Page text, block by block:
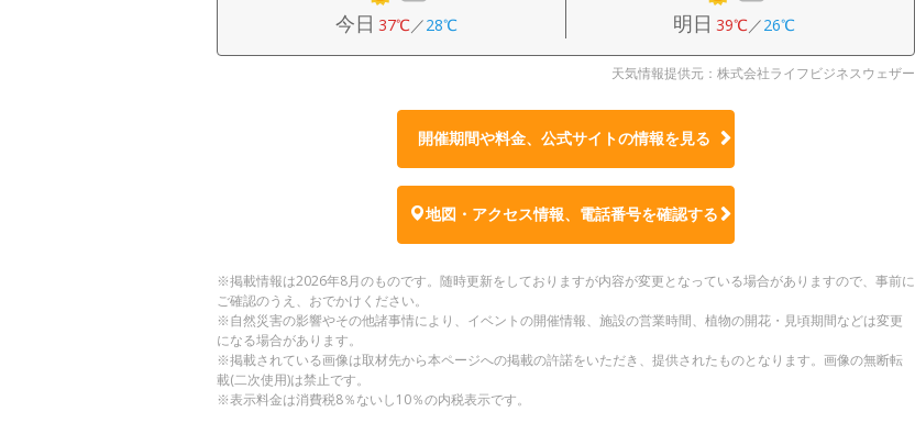
今日 37℃／28℃ 明日 39℃／26℃
天気情報提供元：株式会社ライフビジネスウェザー
開催期間や料金、公式サイトの情報を見る
地図・アクセス情報、電話番号を確認する
※掲載情報は2026年8月のものです。随時更新をしておりますが内容が変更となっている場合がありますので、事前に
ご確認のうえ、おでかけください。
※自然災害の影響やその他諸事情により、イベントの開催情報、施設の営業時間、植物の開花・見頃期間などは変更
になる場合があります。
※掲載されている画像は取材先から本ページへの掲載の許諾をいただき、提供されたものとなります。画像の無断転
載(二次使用)は禁止です。
※表示料金は消費税8％ないし10％の内税表示です。